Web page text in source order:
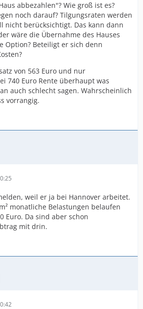
abbezahlen"? Wie groß ist es?
noch darauf? Tilgungsraten werden
nicht berücksichtigt. Das kann dann
wäre die Übernahme des Hauses
Option? Beteiligt er sich denn
von 563 Euro und nur
740 Euro Rente überhaupt was
auch schlecht sagen. Wahrscheinlich
vorrangig.
weil er ja bei Hannover arbeitet.
monatliche Belastungen belaufen
Euro. Da sind aber schon
mit drin.